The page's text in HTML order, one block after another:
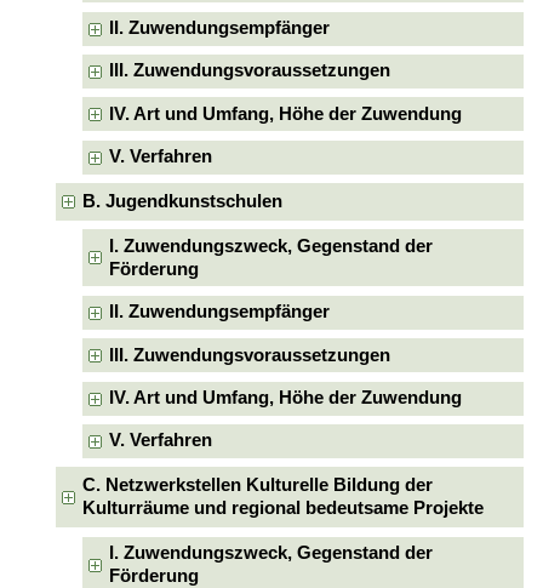
II. Zuwendungsempfänger
III. Zuwendungsvoraussetzungen
IV. Art und Umfang, Höhe der Zuwendung
V. Verfahren
B. Jugendkunstschulen
I. Zuwendungszweck, Gegenstand der
Förderung
II. Zuwendungsempfänger
III. Zuwendungsvoraussetzungen
IV. Art und Umfang, Höhe der Zuwendung
V. Verfahren
C. Netzwerkstellen Kulturelle Bildung der
Kulturräume und regional bedeutsame Projekte
I. Zuwendungszweck, Gegenstand der
Förderung